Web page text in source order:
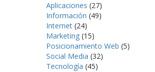
Aplicaciones (27)
Información (49)
Internet (24)
Marketing (15)
Posicionamiento Web (5)
Social Media (32)
Tecnología (45)